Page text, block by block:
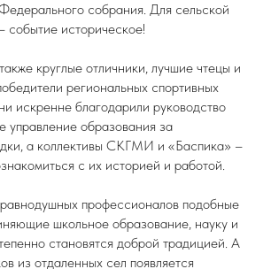
собрания. Для сельской
историческое!
круглые отличники, лучшие чтецы и
региональных спортивных
искренне благодарили руководство
управление образования за
а коллективы СКГМИ и «Баспика» –
с их историей и работой.
профессионалов подобные
школьное образование, науку и
становятся доброй традицией. А
из отдаленных сел появляется